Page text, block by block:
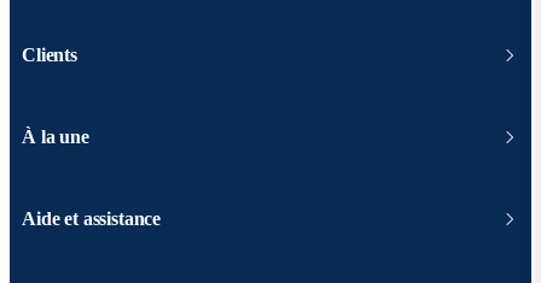
Clients
À la une
Aide et assistance